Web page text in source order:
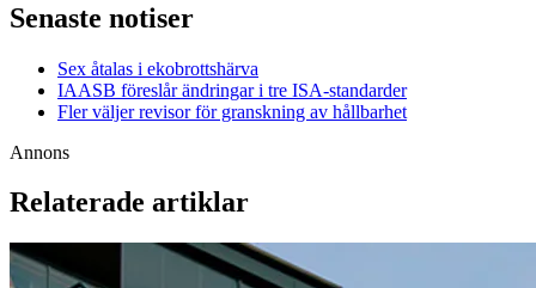
Senaste notiser
Sex åtalas i ekobrottshärva
IAASB föreslår ändringar i tre ISA-standarder
Fler väljer revisor för granskning av hållbarhet
Annons
Relaterade artiklar